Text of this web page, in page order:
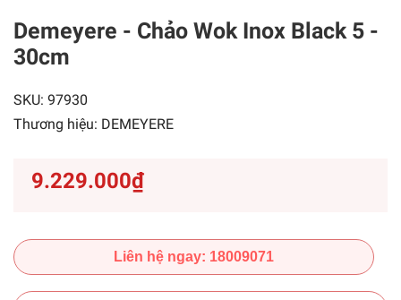
Demeyere - Chảo Wok Inox Black 5 -
30cm
SKU: 97930
Thương hiệu: DEMEYERE
9.229.000₫
Liên hệ ngay: 18009071